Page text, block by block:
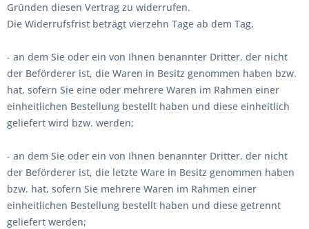
Gründen diesen Vertrag zu widerrufen.
Die Widerrufsfrist beträgt vierzehn Tage ab dem Tag,
- an dem Sie oder ein von Ihnen benannter Dritter, der nicht
der Beförderer ist, die Waren in Besitz genommen haben bzw.
hat, sofern Sie eine oder mehrere Waren im Rahmen einer
einheitlichen Bestellung bestellt haben und diese einheitlich
geliefert wird bzw. werden;
- an dem Sie oder ein von Ihnen benannter Dritter, der nicht
der Beförderer ist, die letzte Ware in Besitz genommen haben
bzw. hat, sofern Sie mehrere Waren im Rahmen einer
einheitlichen Bestellung bestellt haben und diese getrennt
geliefert werden;